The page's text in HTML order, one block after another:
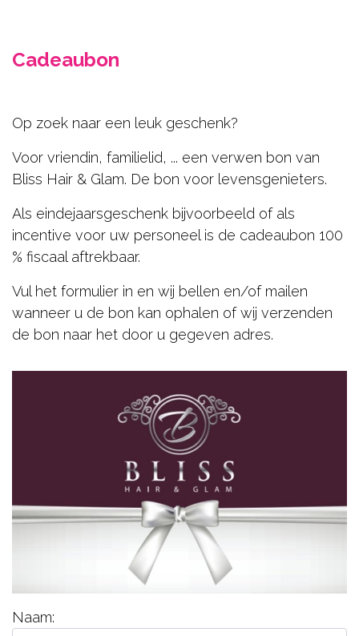
Hair
Gelaat
Lichaamsbehandelingen
Cadeaubons
Contact
RESERVEER NU
Cadeaubon
Op zoek naar een leuk geschenk?
Voor vriendin, familielid, ... een verwen bon van
Bliss Hair & Glam. De bon voor levensgenieters.
Als eindejaarsgeschenk bijvoorbeeld of als
incentive voor uw personeel is de cadeaubon 100
% fiscaal aftrekbaar.
Vul het formulier in en wij bellen en/of mailen
wanneer u de bon kan ophalen of wij verzenden
de bon naar het door u gegeven adres.
Naam: